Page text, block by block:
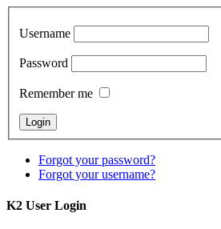
Username
Password
Remember me
Forgot your password?
Forgot your username?
K2 User Login